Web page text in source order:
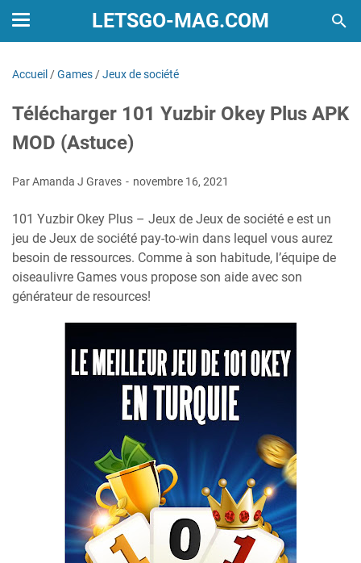
LETSGO-MAG.COM
Accueil /Games /Jeux de société
Télécharger 101 Yuzbir Okey Plus APK
MOD (Astuce)
Par Amanda J Graves novembre 16, 2021
101 Yuzbir Okey Plus – Jeux de Jeux de société e est un
jeu de Jeux de société pay-to-win dans lequel vous aurez
besoin de ressources. Comme à son habitude, l’équipe de
oiseaulivre Games vous propose son aide avec son
générateur de resources!